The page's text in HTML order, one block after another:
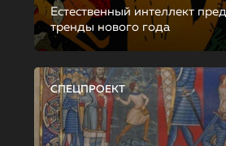
Естественный интеллект
тренды нового года
СПЕЦПРОЕКТ